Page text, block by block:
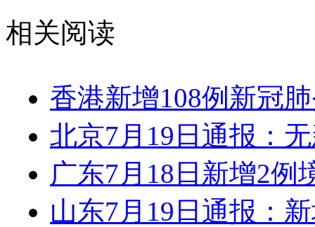
相关阅读
香港新增108例新冠
北京7月19日通报：
广东7月18日新增2例
山东7月19日通报：